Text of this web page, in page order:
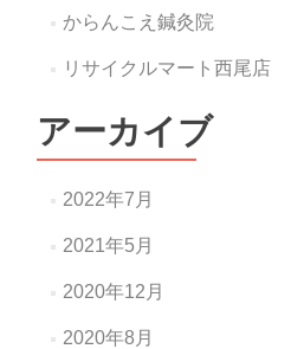
からんこえ鍼灸院
リサイクルマート西尾店
アーカイブ
2022年7月
2021年5月
2020年12月
2020年8月